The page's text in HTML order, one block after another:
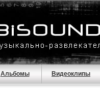
Альбомы Видеоклипы